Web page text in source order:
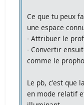
Ce que tu peux
une espace
- Attribuer le
- Convertir
comme le
Le pb, c'est que
en mode relatif